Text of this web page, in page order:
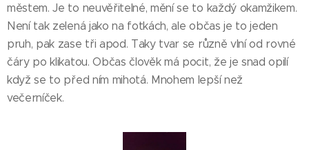
městem. Je to neuvěřitelné, mění se to každý okamžikem.
Není tak zelená jako na fotkách, ale občas je to jeden
pruh, pak zase tři apod. Taky tvar se různě vlní od rovné
čáry po klikatou. Občas člověk má pocit, že je snad opilí
když se to před ním mihotá. Mnohem lepší než
večerníček.